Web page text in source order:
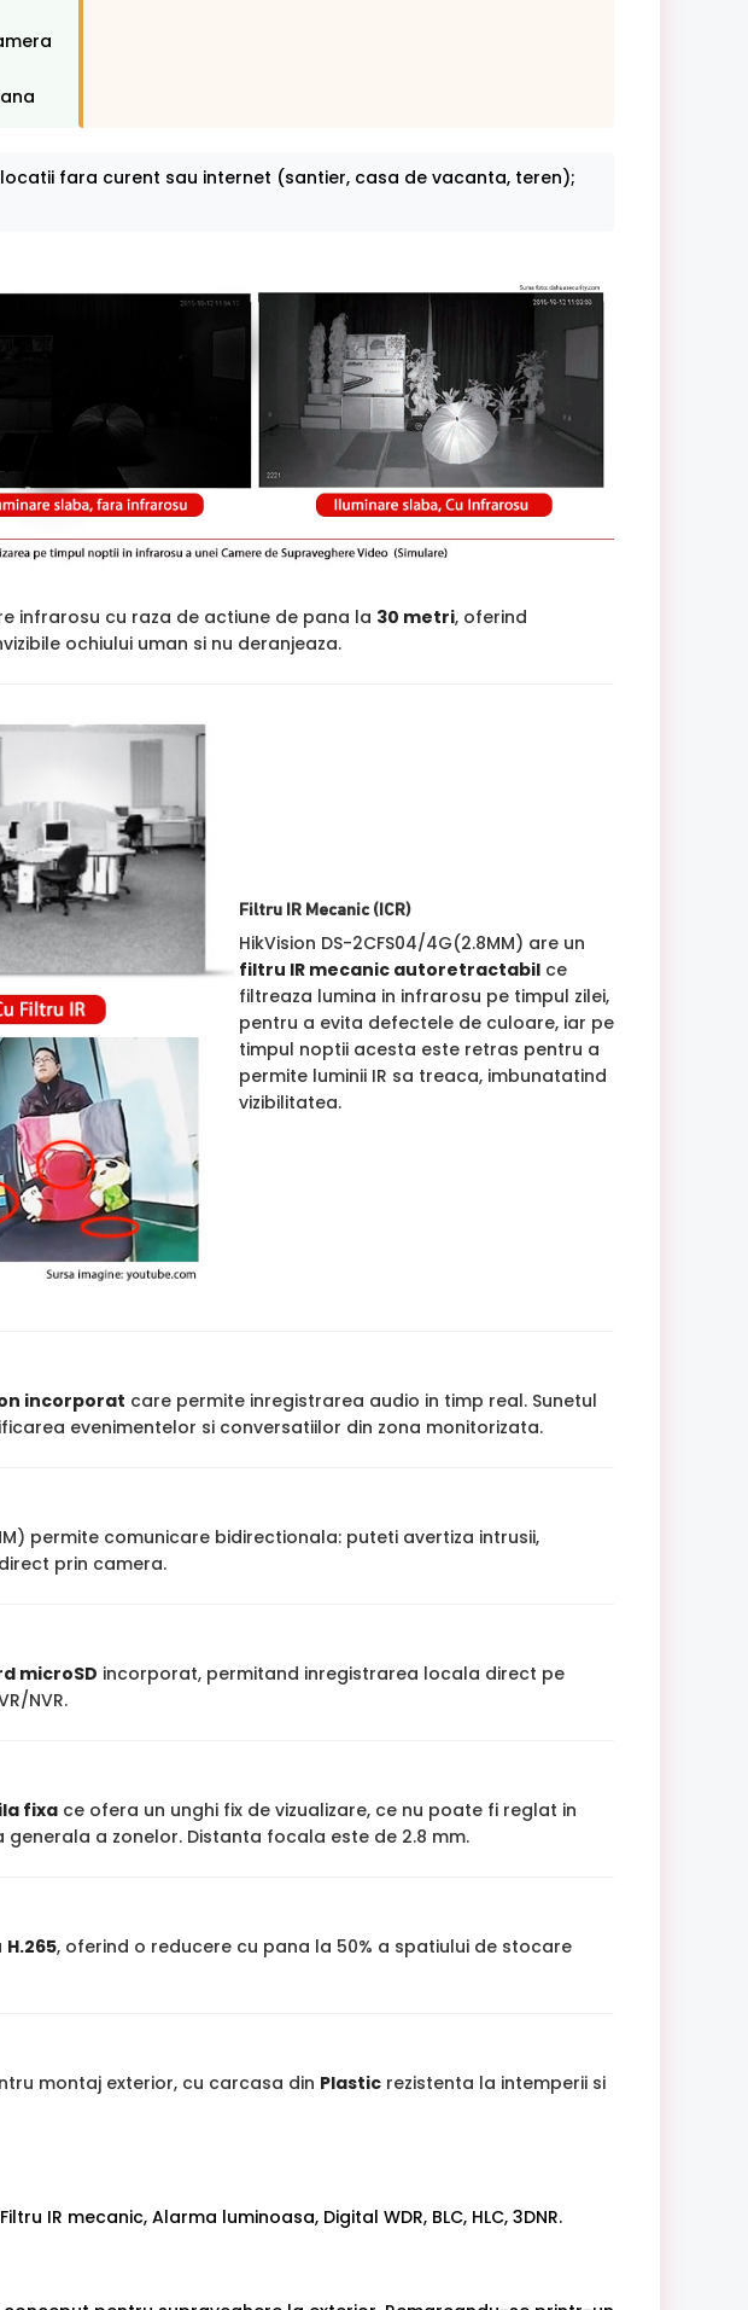
locatii fara curent sau internet (santier, casa de vacanta, teren);
infrarosu cu raza de actiune de pana la 30 metri, oferind
ochiului uman si nu deranjeaza.
Filtru IR Mecanic (ICR)
HikVision DS-2CFS04/4G(2.8MM) are un
filtru IR mecanic autoretractabilce
filtreaza lumina in infrarosu pe timpul zilei,
pentru a evita defectele de culoare, iar pe
timpul noptii acesta este retras pentru a
permite luminii IR sa treaca, imbunatatind
vizibilitatea.
incorporat care permite inregistrarea audio in timp real. Sunetul
evenimentelor si conversatiilor din zona monitorizata.
permite comunicare bidirectionala: puteti avertiza intrusii,
prin camera.
microSD incorporat, permitand inregistrarea locala direct pe
NVR.
fixa ce ofera un unghi fix de vizualizare, ce nu poate fi reglat in
a zonelor. Distanta focala este de 2.8 mm.
H.265, oferind o reducere cu pana la 50% a spatiului de stocare
montaj exterior, cu carcasa din Plastic rezistenta la intemperii si
IR mecanic, Alarma luminoasa, Digital WDR, BLC, HLC, 3DNR.